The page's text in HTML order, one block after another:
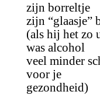
zijn borreltje
zijn “glaasje”
(als hij het zo
was alcohol
veel minder
voor je
gezondheid)